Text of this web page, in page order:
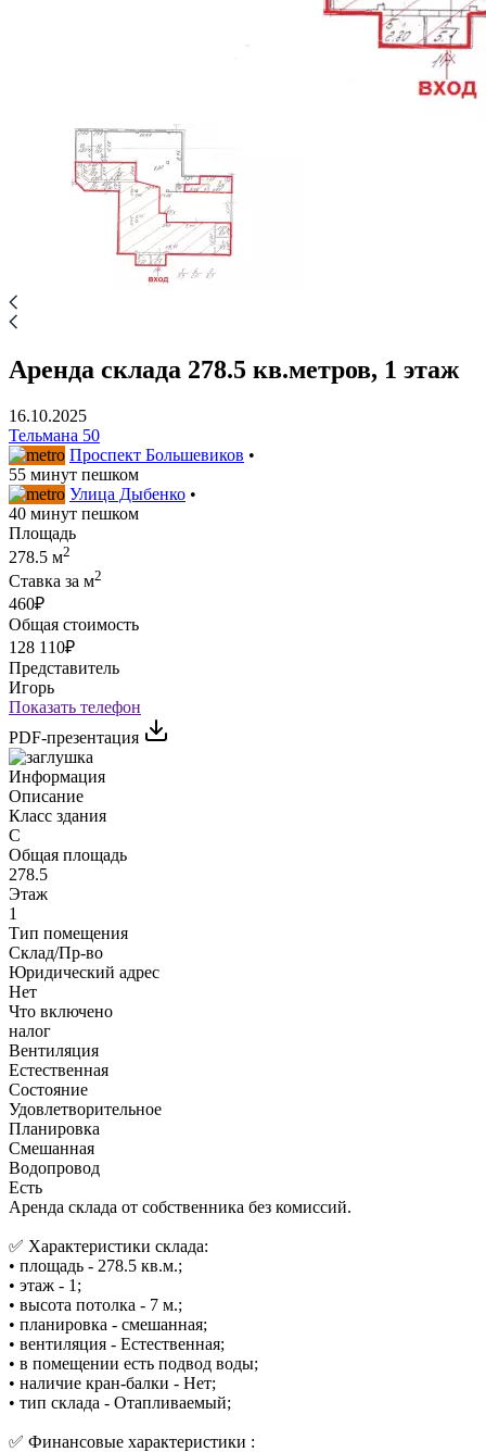
Аренда склада 278.5 кв.метров, 1 этаж
16.10.2025
Тельмана 50
Проспект Большевиков •
55 минут пешком
Улица Дыбенко •
40 минут пешком
Площадь
278.5 м2
Ставка за м2
460₽
Общая стоимость
128 110₽
Представитель
Игорь
Показать телефон
PDF-презентация
Информация
Описание
Класс здания
C
Общая площадь
278.5
Этаж
1
Тип помещения
Склад/Пр-во
Юридический адрес
Нет
Что включено
налог
Вентиляция
Естественная
Состояние
Удовлетворительное
Планировка
Смешанная
Водопровод
Есть
Аренда склада от собственника без комиссий.
✅ Характеристики склада:
• площадь - 278.5 кв.м.;
• этаж - 1;
• высота потолка - 7 м.;
• планировка - смешанная;
• вентиляция - Естественная;
• в помещении есть подвод воды;
• наличие кран-балки - Нет;
• тип склада - Отапливаемый;
✅ Финансовые характеристики :